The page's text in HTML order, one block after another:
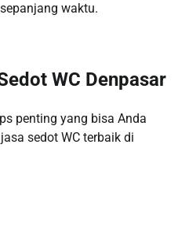
waktu.
WC Denpasar
penting yang bisa Anda
sedot WC terbaik di